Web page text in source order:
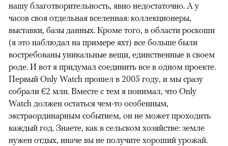
нашу благотворительность, явно недостаточно. А у
часов своя отдельная вселенная: коллекционеры,
выставки, базы данных. Кроме того, в области роскоши
(я это наблюдал на примере яхт) все больше были
востребованы уникальные вещи, единственные в своем
роде. И вот я придумал соединить все в одном проекте.
Первый Only Watch прошел в 2005 году, и мы сразу
собрали €2 млн. Вместе с тем я понимал, что Only
Watch должен остаться чем-то особенным,
экстраординарным событием, он не может проходить
каждый год. Знаете, как в сельском хозяйстве: земле
нужен отдых, иначе вы не получите хороший урожай.